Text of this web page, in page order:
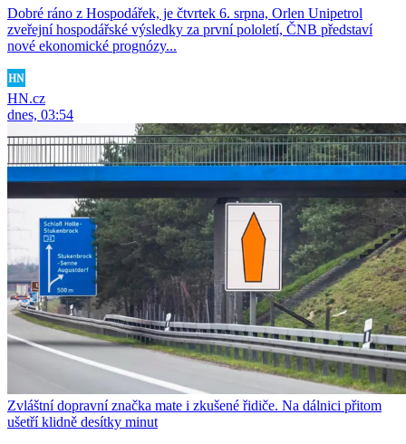
Dobré ráno z Hospodářek, je čtvrtek 6. srpna, Orlen Unipetrol
zveřejní hospodářské výsledky za první pololetí, ČNB představí
nové ekonomické prognózy...
HN.cz
dnes, 03:54
Zvláštní dopravní značka mate i zkušené řidiče. Na dálnici přitom
ušetří klidně desítky minut